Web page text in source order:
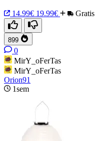
14.99€ 19.99€ Gratis
899
0
MirY_oFerTas
MirY_oFerTas
Orion91
1sem